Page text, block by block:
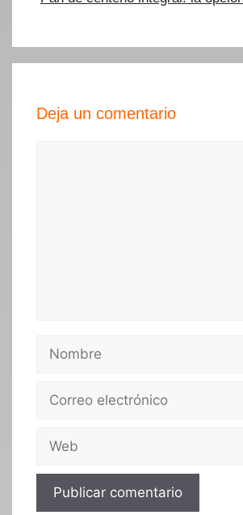
Deja un comentario
Nombre
Correo
Web